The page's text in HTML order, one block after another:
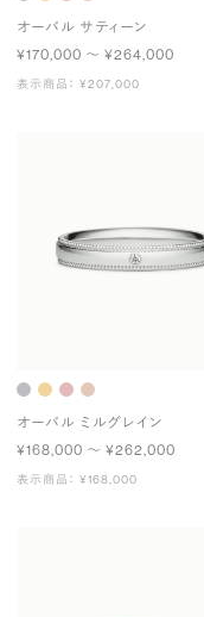
オーバル サティーン
¥170,000 〜 ¥264,000
表示商品： ¥207,000
オーバル ミルグレイン
¥168,000 〜 ¥262,000
表示商品： ¥168,000